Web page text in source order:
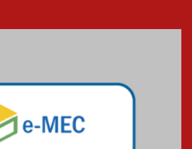
04.08.2026
Mackenzie recepciona os
calouros do segundo semestre